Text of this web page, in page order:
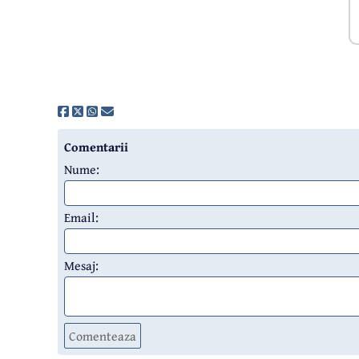
Comentarii
Nume:
Email:
Mesaj:
Comenteaza